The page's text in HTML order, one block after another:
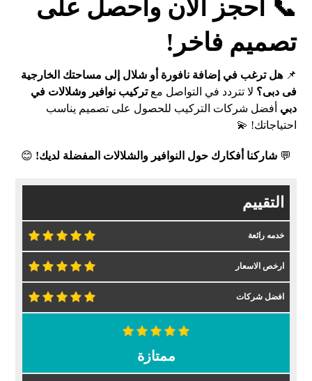
📞 احجز الآن واحصل على
تصميم فاخر!
📌هل ترغب في إضافة نافورة أو شلال إلى مساحتك الخارجية
فى دبى؟ لا تتردد في التواصل معتركيب نوافير وشلالات في
دبي أفضل شركات التركيب للحصول على تصميم يناسب
احتياجاتك! 💫
💬 شاركنا أفكارك حول النوافير والشلالات المفضلة لديك! 😊
التقييم
خدمه رائعة
ارخص الاسعار
افضل شركات
ممتازة